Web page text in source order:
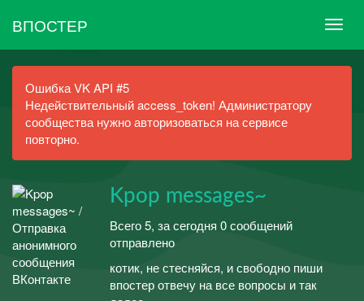
ВПОСТЕР
Ошибка VK API #5
Недействительный access_token! Администратору
сообщества нужно авторизоваться на сервисе
повторно.
Kpop messages~
Всего 5, за сегодня 0 сообщений
отправлено
котик, не стесняйся, и свободно пиши
впостер отвечу на все вопросы и так